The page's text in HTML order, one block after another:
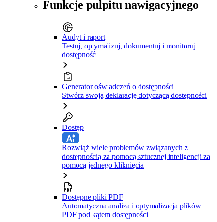
Funkcje pulpitu nawigacyjnego
Audyt i raport
Testuj, optymalizuj, dokumentuj i monitoruj
dostępność
Generator oświadczeń o dostępności
Stwórz swoją deklarację dotyczącą dostępności
Dostęp
Rozwiąż wiele problemów związanych z
dostępnością za pomocą sztucznej inteligencji za
pomocą jednego kliknięcia
Dostępne pliki PDF
Automatyczna analiza i optymalizacja plików
PDF pod kątem dostępności